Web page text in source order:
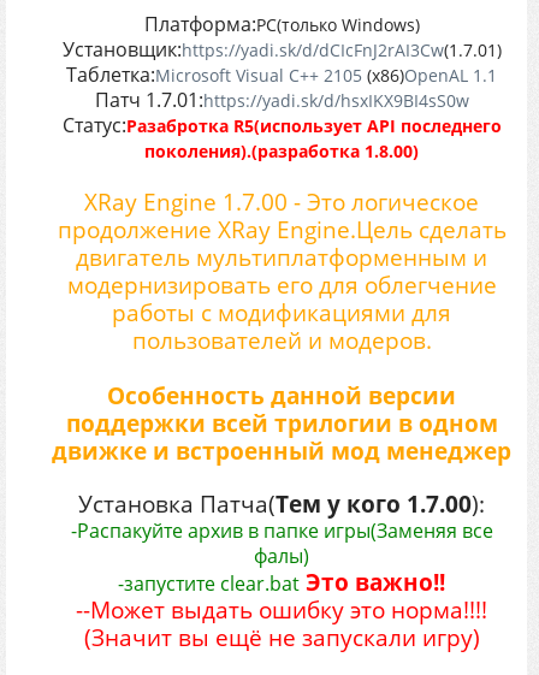
Платформа:PC(только Windows)
Установщик:https://yadi.sk/d/dCIcFnJ2rAI3Cw(1.7.01)
Таблетка:Microsoft Visual С++ 2105 (x86)OpenAL 1.1
Патч 1.7.01:https://yadi.sk/d/hsxIKX9BI4sS0w
Статус:Разабротка R5(использует API последнего
поколения).(разработка 1.8.00)
XRay Engine 1.7.00 - Это логическое
продолжение XRay Engine.Цель сделать
двигатель мультиплатформенным и
модернизировать его для облегчение
работы с модификациями для
пользователей и модеров.
Особенность данной версии
поддержки всей трилогии в одном
движке и встроенный мод менеджер
Установка Патча(Тем у кого 1.7.00):
-Распакуйте архив в папке игры(Заменяя все
фалы)
-запустите clear.bat Это важно!!
--Может выдать ошибку это норма!!!!
(Значит вы ещё не запускали игру)